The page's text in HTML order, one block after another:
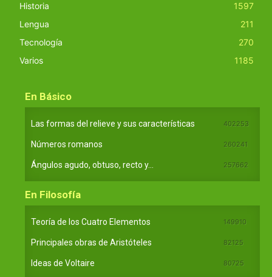
Historia
1597
Lengua
211
Tecnología
270
Varios
1185
En Básico
Las formas del relieve y sus características 402253
Números romanos 260241
Ángulos agudo, obtuso, recto y... 257662
En Filosofía
Teoría de los Cuatro Elementos 149910
Principales obras de Aristóteles 82125
Ideas de Voltaire 80725